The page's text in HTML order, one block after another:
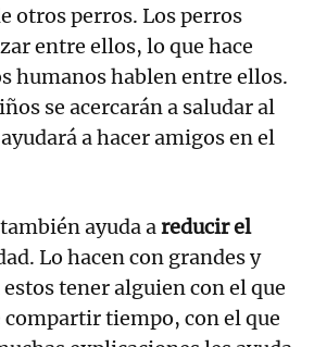
otros perros. Los perros
entre ellos, lo que hace
humanos hablen entre ellos.
se acercarán a saludar al
a hacer amigos en el
ayuda areducir el
Lo hacen con grandes y
tener alguien con el que
compartir tiempo, con el que